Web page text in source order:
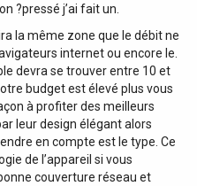
?pressé j’ai fait un.
la même zone que le débit ne
internet ou encore le.
devra se trouver entre 10 et
budget est élevé plus vous
à profiter des meilleurs
leur design élégant alors
en compte est le type. Ce
de l’appareil si vous
couverture réseau et